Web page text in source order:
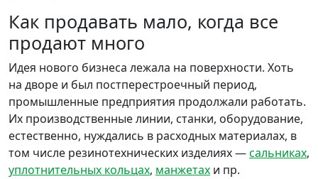
Как продавать мало, когда все
продают много
Идея нового бизнеса лежала на поверхности. Хоть
на дворе и был постперестроечный период,
промышленные предприятия продолжали работать.
Их производственные линии, станки, оборудование,
естественно, нуждались в расходных материалах, в
том числе резинотехнических изделиях —сальниках,
уплотнительных кольцах, манжетах и пр.